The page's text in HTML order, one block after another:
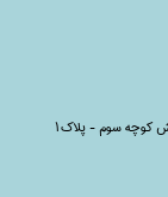
کوچه سوم - پلاک1